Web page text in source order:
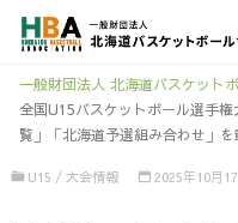
一般財団法人 北海道バスケット
全国U15バスケットボール選手
覧」「北海道予選組み合わせ」を
U15 / 大会情報 2025年10月